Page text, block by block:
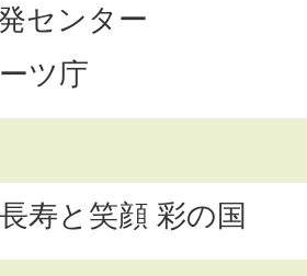
センター
ツ庁
寿と笑顔 彩の国